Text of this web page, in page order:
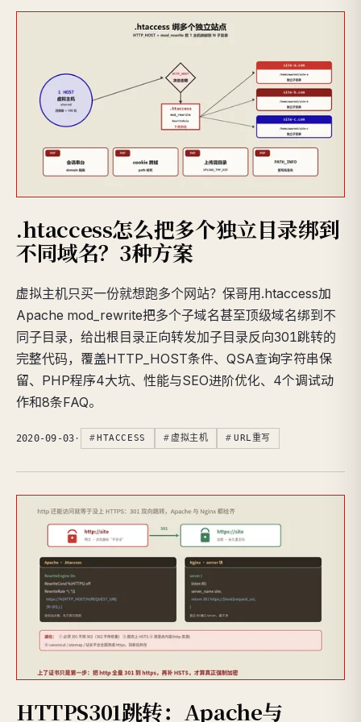
.htaccess怎么把多个独立目录绑到
不同域名？3种方案
虚拟主机只买一份就想跑多个网站？保哥用.htaccess加
Apache mod_rewrite把多个子域名甚至顶级域名绑到不
同子目录，给出根目录正向转发加子目录反向301跳转的
完整代码，覆盖HTTP_HOST条件、QSA查询字符串保
留、PHP程序4大坑、性能与SEO进阶优化、4个调试动
作和8条FAQ。
2020-09-03 · HTACCESS 虚拟主机 URL重写
HTTPS301跳转：Apache与